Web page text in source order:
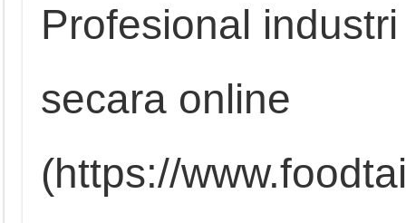
Profesional
secara online
(https://